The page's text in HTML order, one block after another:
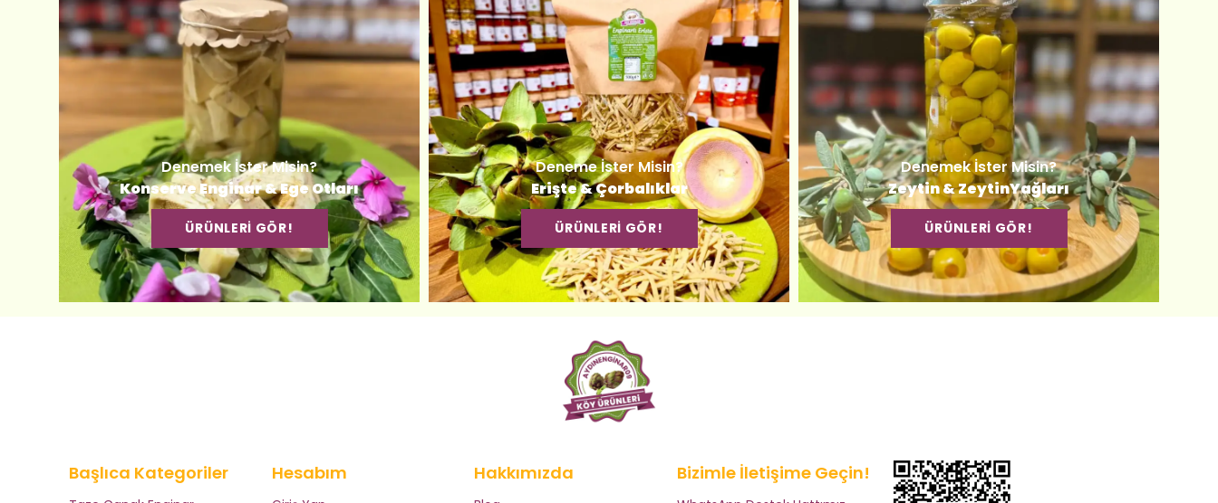
Denemek İster Misin?
Konserve Enginar & Ege Otları
ÜRÜNLERİ GÖR!
Deneme İster Misin?
Erişte & Çorbalıklar
ÜRÜNLERİ GÖR!
Denemek İster Misin?
Zeytin & ZeytinYağları
ÜRÜNLERİ GÖR!
Başlıca Kategoriler Hesabım Hakkımızda Bizimle İletişime Geçin!